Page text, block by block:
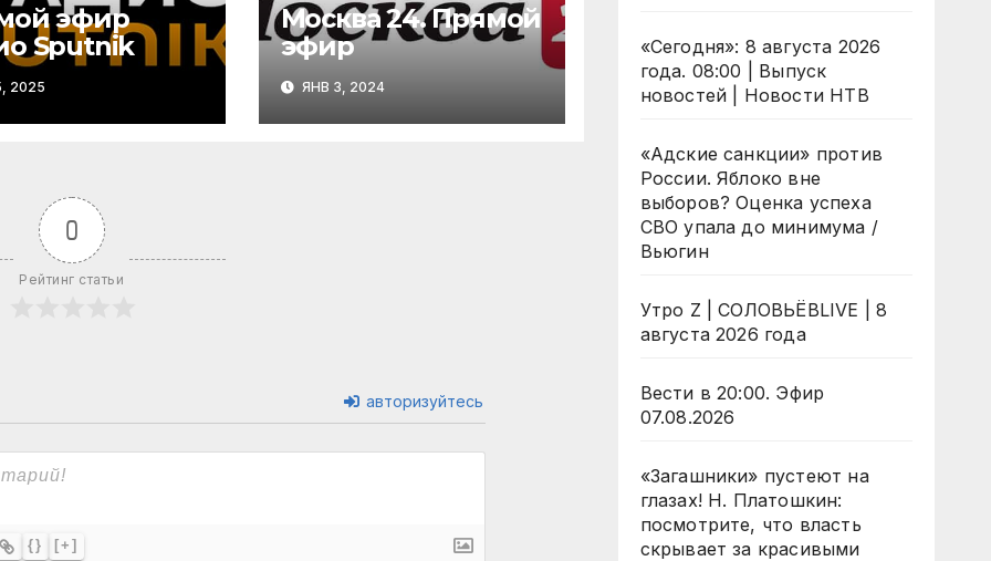
эфир
Sputnik
2025
Москва 24. Прямой
эфир
ЯНВ 3, 2024
0
Рейтинг статьи
авторизуйтесь
{} [+]
«Сегодня»: 8 августа 2026
года. 08:00 | Выпуск
новостей | Новости НТВ
«Адские санкции» против
России. Яблоко вне
выборов? Оценка успеха
СВО упала до минимума /
Вьюгин
Утро Z | СОЛОВЬЁВLIVE | 8
августа 2026 года
Вести в 20:00. Эфир
07.08.2026
«Загашники» пустеют на
глазах! Н. Платошкин:
посмотрите, что власть
скрывает за красивыми